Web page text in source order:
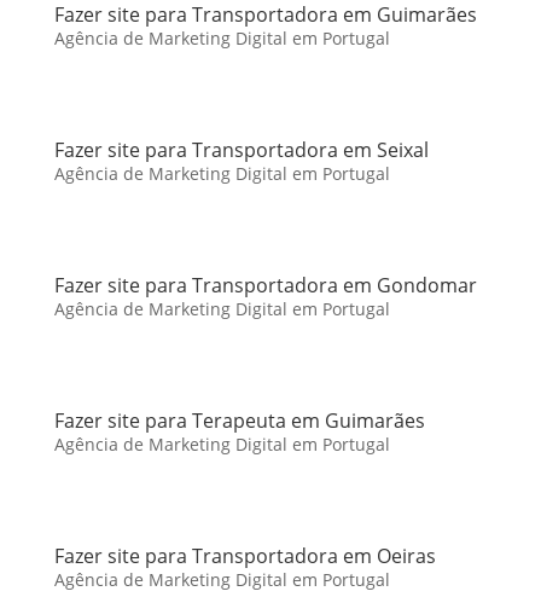
Fazer site para Transportadora em Guimarães
Agência de Marketing Digital em Portugal
Fazer site para Transportadora em Seixal
Agência de Marketing Digital em Portugal
Fazer site para Transportadora em Gondomar
Agência de Marketing Digital em Portugal
Fazer site para Terapeuta em Guimarães
Agência de Marketing Digital em Portugal
Fazer site para Transportadora em Oeiras
Agência de Marketing Digital em Portugal